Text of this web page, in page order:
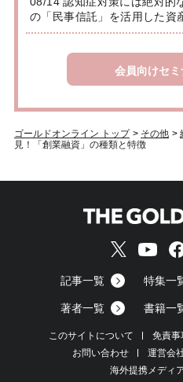
の「民事信託」を活用した資
会員向けセ
ゴールドオンライン トップ > その他 >
見！「創業融資」の種類と特徴
記事一覧 特集一
著者一覧 書籍一
このサイトについて 免責事
お問い合わせ
運営会
海外提携メディ